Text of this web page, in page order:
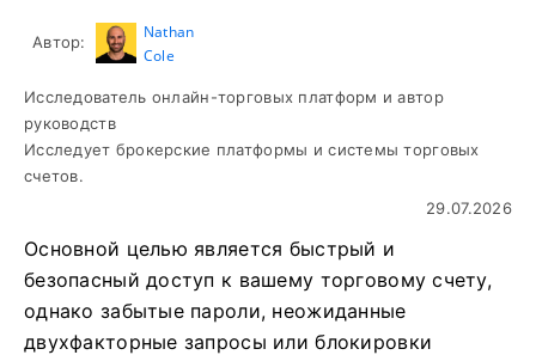
Автор:
Nathan
Cole
Исследователь онлайн-торговых платформ и автор
руководств
Исследует брокерские платформы и системы торговых
счетов.
29.07.2026
Основной целью является быстрый и
безопасный доступ к вашему торговому счету,
однако забытые пароли, неожиданные
двухфакторные запросы или блокировки